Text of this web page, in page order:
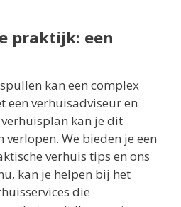
praktijk: een
kan een complex
een verhuisadviseur en
kan je dit
verlopen. We bieden je een
verhuis tips en ons
kan je helpen bij het
die